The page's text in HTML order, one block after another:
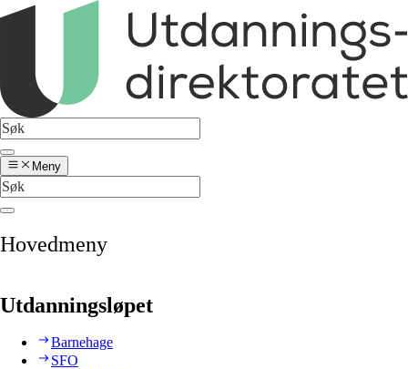
Meny
Hovedmeny
Utdanningsløpet
Barnehage
SFO